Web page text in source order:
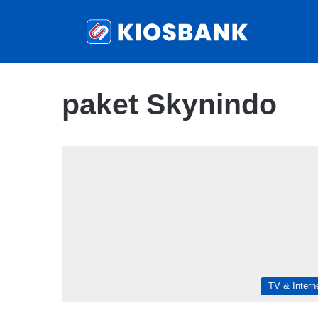
paket Skynindo
TV &